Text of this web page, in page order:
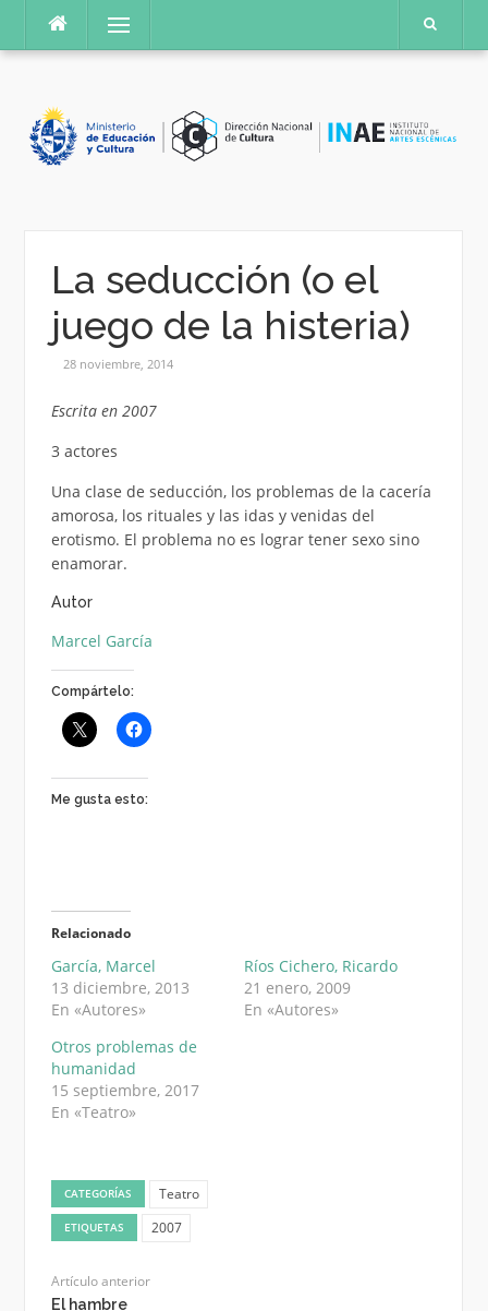
contenido
Menú
La seducción (o el
juego de la histeria)
28 noviembre, 2014
Escrita en 2007
3 actores
Una clase de seducción, los problemas de la cacería
amorosa, los rituales y las idas y venidas del
erotismo. El problema no es lograr tener sexo sino
enamorar.
Autor
Marcel García
Compártelo:
Me gusta esto:
Relacionado
García, Marcel
13 diciembre, 2013
En «Autores»
Ríos Cichero, Ricardo
21 enero, 2009
En «Autores»
Otros problemas de
humanidad
15 septiembre, 2017
En «Teatro»
CATEGORÍAS Teatro
ETIQUETAS 2007
Artículo anterior
El hambre